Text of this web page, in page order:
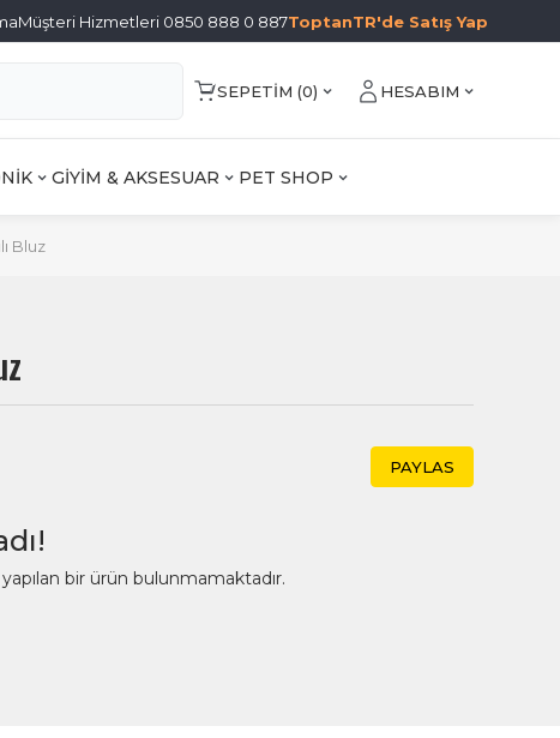
Müşteri Hizmetleri 0850 888 0 887ToptanTR'de Satış Yap
SEPETIM (0) HESABIM
GİYİM & AKSESUAR PET SHOP
Bluz
PAYLAS
bir ürün bulunmamaktadır.